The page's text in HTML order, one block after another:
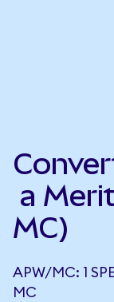
a
MC)
APW/MC: 1
MC